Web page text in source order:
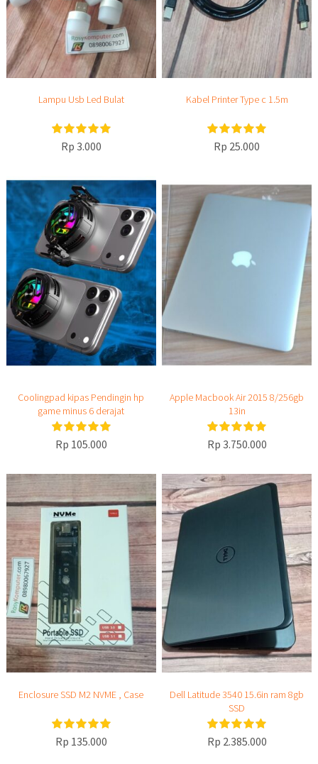
Lampu Usb Led Bulat
Rp 3.000
Kabel Printer Type c 1.5m
Rp 25.000
Coolingpad kipas Pendingin hp
game minus 6 derajat
Rp 105.000
Apple Macbook Air 2015 8/256gb
13in
Rp 3.750.000
Enclosure SSD M2 NVME , Case
Rp 135.000
Dell Latitude 3540 15.6in ram 8gb
SSD
Rp 2.385.000